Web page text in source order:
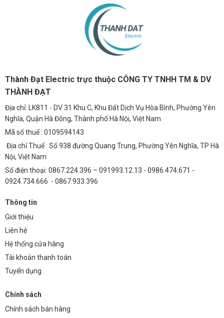
Thành Đạt Electric trực thuộc CÔNG TY TNHH TM & DV
THÀNH ĐẠT
Địa chỉ: LK811 - DV 31 Khu C, Khu Đất Dịch Vụ Hòa Bình, Phường Yên
Nghĩa, Quận Hà Đông, Thành phố Hà Nội, Việt Nam
Mã số thuế : 0109594143
Địa chỉ Thuế : Số 938 đường Quang Trung, Phường Yên Nghĩa, TP Hà
Nội, Việt Nam
Số điện thoại: 0867.224.396 – 091993.12.13 - 0986.474.671 -
0924.734.666 - 0867.933.396
Thông tin
Giới thiệu
Liên hệ
Hệ thống cửa hàng
Tài khoản thanh toán
Tuyển dụng
Chính sách
Chính sách bán hàng